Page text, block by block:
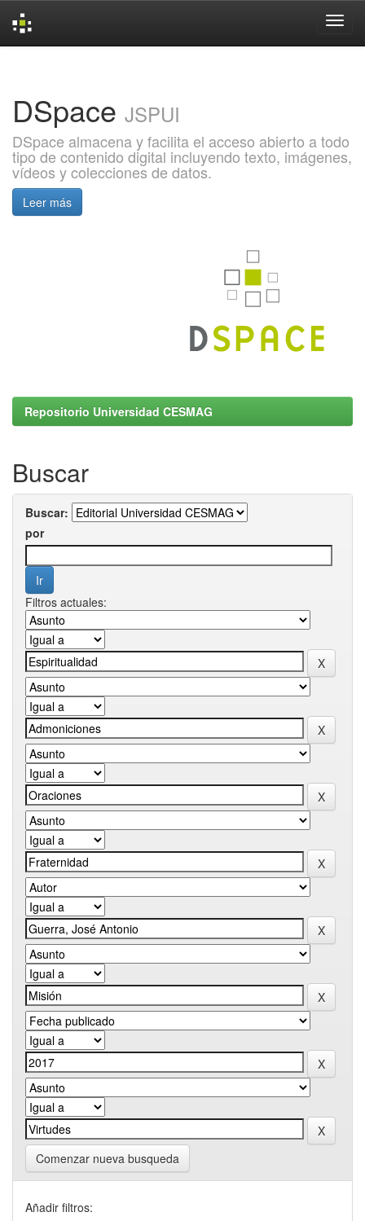
DSpace JSPUI
DSpace almacena y facilita el acceso abierto a todo
tipo de contenido digital incluyendo texto, imágenes,
vídeos y colecciones de datos.
Leer más
Repositorio Universidad CESMAG
Buscar
Buscar:
por
Filtros actuales:
Comenzar nueva busqueda
Añadir filtros: